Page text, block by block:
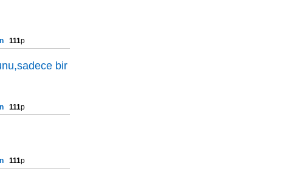
111p
bir
111p
111p